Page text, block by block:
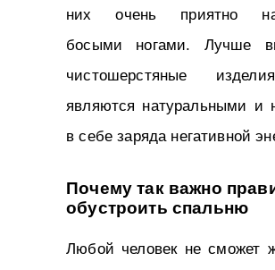
них очень приятно
босыми ногами. Лучше
чистошерстяные
являются натуральными и
в себе заряда негативной
Почему так важно
обустроить спальню
Любой человек не сможет